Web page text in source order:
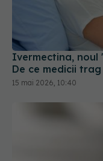
Ivermectina,
De ce medicii